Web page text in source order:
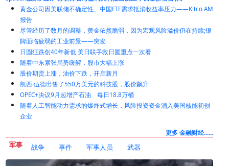
黄金公司因美联储不确定性、中国ETF需求抵消收益率压力——Kitco AM
报告
尽管经历了数月的调整，黄金依然脆弱，因为宏观风险溢价仍在持续;银
牌面临疲弱的工业前景——突发
日圆狂跌创40年新低 美日联手救日圆重点一次看
随着中东紧张局势缓解，股市大幅上涨
股价期货上涨，油价下跌，开启新月
凯西·伍德出售了550万美元的科技股，股价飙升
OPEC+决议9月起增产石油 每日18.8万桶
随着人工智能动力需求的爆炸式增长，风险投资资金涌入美国核能初创
企业
更多 金融财经......
军事 战争 事件 军事人员 武器